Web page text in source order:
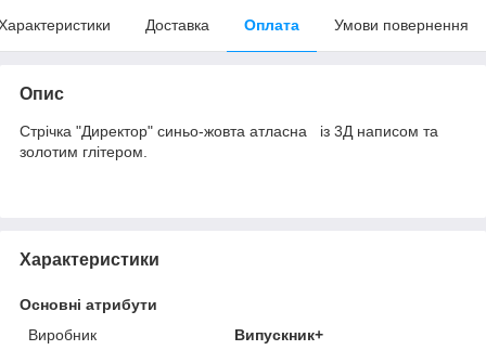
Доставка Оплата Умови повернення
Опис
Стрічка "Директор" синьо-жовта атласна із 3Д написом та
золотим глітером.
Характеристики
Основні атрибути
Виробник
Випускник+